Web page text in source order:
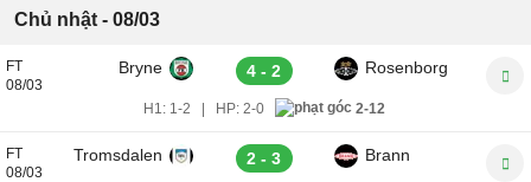
Chủ nhật - 08/03
FT
08/03
Bryne 4 - 2 Rosenborg
H1: 1-2 HP: 2-0 2-12
FT
08/03
Tromsdalen 2 - 3 Brann